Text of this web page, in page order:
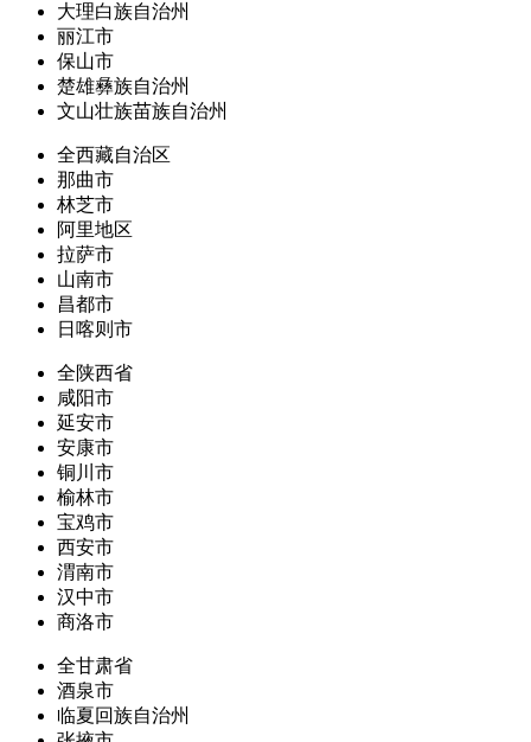
大理白族自治州
丽江市
保山市
楚雄彝族自治州
文山壮族苗族自治州
全西藏自治区
那曲市
林芝市
阿里地区
拉萨市
山南市
昌都市
日喀则市
全陕西省
咸阳市
延安市
安康市
铜川市
榆林市
宝鸡市
西安市
渭南市
汉中市
商洛市
全甘肃省
酒泉市
临夏回族自治州